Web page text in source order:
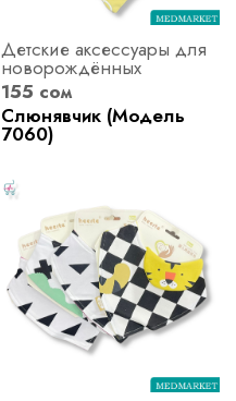
Детские аксессуары для
новорождённых
155 сом
Слюнявчик (Модель
7060)